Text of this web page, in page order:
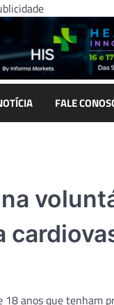
FALE
anos que tenham